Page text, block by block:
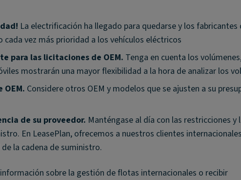
La electrificación ha llegado para quedarse y los fabricantes
cada vez más prioridad a los vehículos eléctricos
para las licitaciones de OEM. Tenga en cuenta los
mostrarán una mayor flexibilidad a la hora de analizar los
OEM. Considere otros OEM y modelos que se ajusten a su
de su proveedor. Manténgase al día con las restricciones y
En LeasePlan, ofrecemos a nuestros clientes
la cadena de suministro.
sobre la gestión de flotas internacionales o recibir